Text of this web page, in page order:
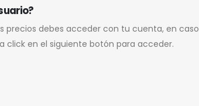
precios debes acceder con tu cuenta, en caso
click en el siguiente botón para acceder.